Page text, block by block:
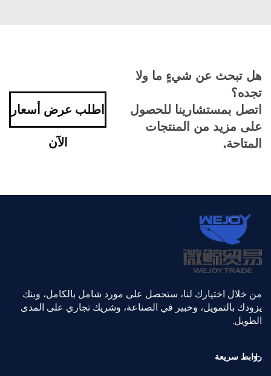
هل تبحث عن شيءٍ ما ولا
تجده؟
اتصل بمستشارينا للحصول
على مزيد من المنتجات
المتاحة.
اطلب عرض أسعار
الآن
من خلال اختيارك لنا، ستحصل على مورد شامل بالكامل، وبنك
يزودك بالتمويل، وخبير في الصناعة، وشريك تجاري على المدى
الطويل.
روابط سريعة